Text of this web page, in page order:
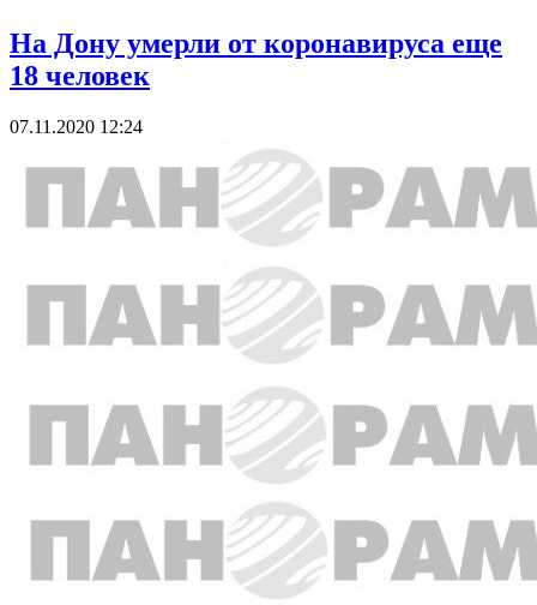
На Дону умерли от коронавируса еще
18 человек
07.11.2020 12:24